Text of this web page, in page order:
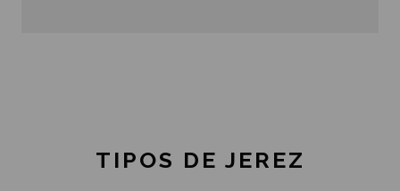
TIPOS DE JEREZ